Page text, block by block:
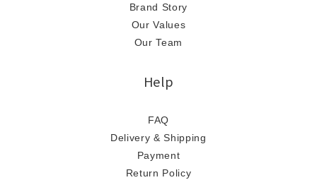
Brand Story
Our Values
Our Team
Help
FAQ
Delivery & Shipping
Payment
Return Policy